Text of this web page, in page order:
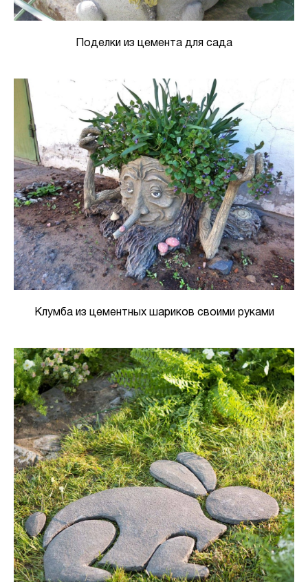
Поделки из цемента для сада
Клумба из цементных шариков своими руками